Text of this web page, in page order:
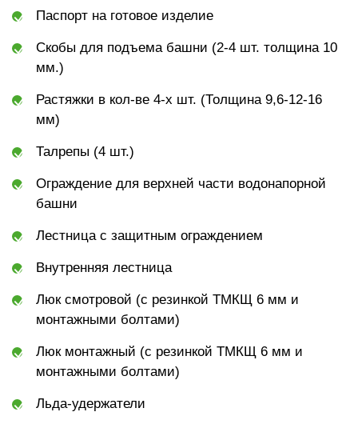
Паспорт на готовое изделие
Скобы для подъема башни (2-4 шт. толщина 10
мм.)
Растяжки в кол-ве 4-х шт. (Толщина 9,6-12-16
мм)
Талрепы (4 шт.)
Ограждение для верхней части водонапорной
башни
Лестница с защитным ограждением
Внутренняя лестница
Люк смотровой (с резинкой ТМКЩ 6 мм и
монтажными болтами)
Люк монтажный (с резинкой ТМКЩ 6 мм и
монтажными болтами)
Льда-удержатели